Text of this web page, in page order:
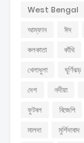
West Bengal
আম্ফান
ঈদ
কলকাতা
কাঁথি
খেলাধুলা
ঘূর্ণিঝড়
দেশ
নদীয়া
ফুটবল
বিজেপি
মালদা
মুর্শিদাবাদ